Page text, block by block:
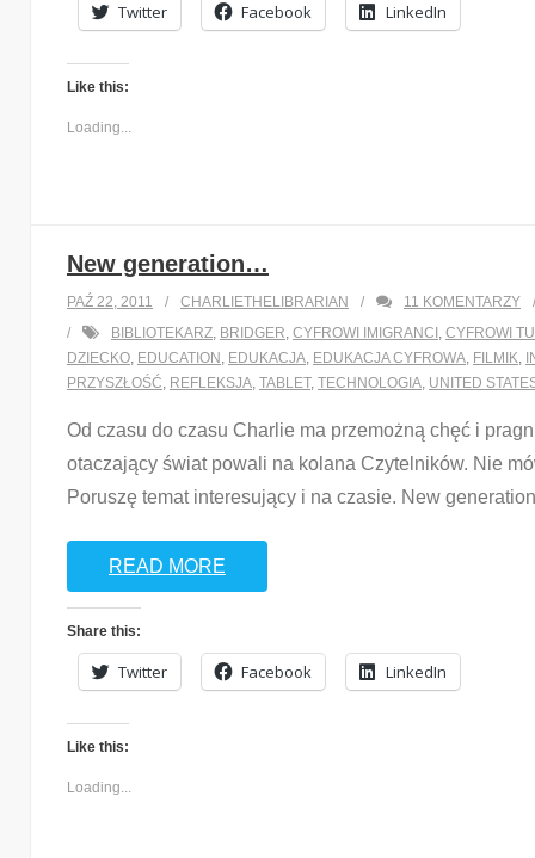
Twitter Facebook LinkedIn
Like this:
Loading...
New generation…
PAŹ 22, 2011 CHARLIETHELIBRARIAN 11 KOMENTARZY
BIBLIOTEKARZ, BRIDGER, CYFROWI IMIGRANCI , CYFROWI
DZIECKO, EDUCATION , EDUKACJA, EDUKACJA CYFROWA, FILMIK,
PRZYSZŁOŚĆ, REFLEKSJA, TABLET, TECHNOLOGIA, UNITED
Od czasu do czasu Charlie ma przemożną chęć i
otaczający świat powali na kolana Czytelników. Nie
Poruszę temat interesujący i na czasie. New
READ MORE
Share this:
Twitter Facebook LinkedIn
Like this:
Loading...